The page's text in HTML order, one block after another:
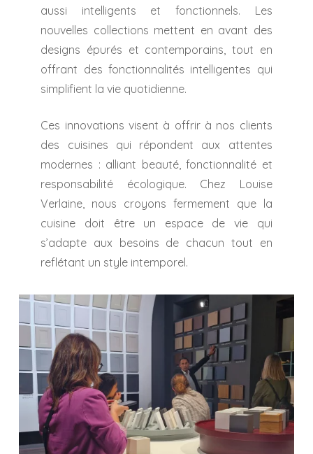
aussi intelligents et fonctionnels. Les
nouvelles collections mettent en avant des
designs épurés et contemporains, tout en
offrant des fonctionnalités intelligentes qui
simplifient la vie quotidienne.
Ces innovations visent à offrir à nos clients
des cuisines qui répondent aux attentes
modernes : alliant beauté, fonctionnalité et
responsabilité écologique. Chez Louise
Verlaine, nous croyons fermement que la
cuisine doit être un espace de vie qui
s’adapte aux besoins de chacun tout en
reflétant un style intemporel.